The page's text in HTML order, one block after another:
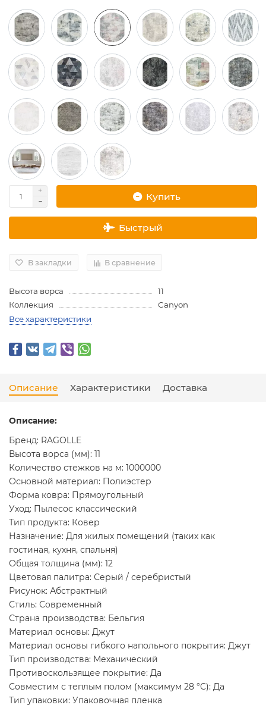
Купить
Быстрый
В закладки В сравнение
Высота ворса
11
Коллекция
Canyon
Все характеристики
Описание Характеристики Доставка
Описание:
Бренд: RAGOLLE
Высота ворса (мм): 11
Количество стежков на м: 1000000
Основной материал: Полиэстер
Форма ковра: Прямоугольный
Уход: Пылесос классический
Тип продукта: Ковер
Назначение: Для жилых помещений (таких как
гостиная, кухня, спальня)
Общая толщина (мм): 12
Цветовая палитра: Серый / серебристый
Рисунок: Абстрактный
Стиль: Современный
Страна производства: Бельгия
Материал основы: Джут
Материал основы гибкого напольного покрытия: Джут
Тип производства: Механический
Противоскользящее покрытие: Да
Совместим с теплым полом (максимум 28 °C): Да
Тип упаковки: Упаковочная пленка